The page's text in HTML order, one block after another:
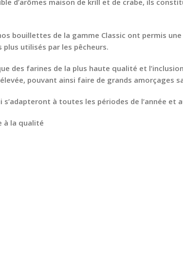
bouillettes de la gamme Classic ont permis
utilisés par les pêcheurs.
des farines de la plus haute qualité et
pouvant ainsi faire de grands amorçages
à toutes les périodes de l’année et
à la qualité